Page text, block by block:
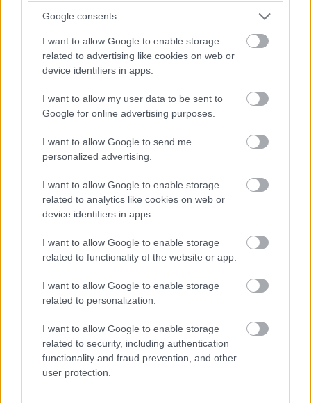
Google consents
I want to allow Google to enable storage
related to advertising like cookies on web or
device identifiers in apps.
I want to allow my user data to be sent to
Google for online advertising purposes.
I want to allow Google to send me
personalized advertising.
I want to allow Google to enable storage
related to analytics like cookies on web or
device identifiers in apps.
I want to allow Google to enable storage
related to functionality of the website or app.
I want to allow Google to enable storage
related to personalization.
I want to allow Google to enable storage
related to security, including authentication
functionality and fraud prevention, and other
user protection.
Mik a jövőbeli terveid, milyen darabokban láthat téged
legközelebb a közönség?
rendezett az osztályunknak vizsgaelőadást
Zsótér Sándor
amit Magyarországon eddig egyszer mutattak be a Nemzeti
Színházban még 1974-ben. Ez volt életem első főszerepe, egy
eredménye a színdarab, amit reményeink szerint majd a
közönség előtt is fogunk játszani, ha a járványhelyzet ezt
színre vinniRoberto Bolano :Vad nyomozókcímű regényének
színpadi változatátKelemen Kristófrendezésében egy
roppant izgalmas szereposztással.